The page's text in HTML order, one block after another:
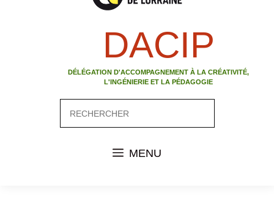
DACIP
DÉLÉGATION D'ACCOMPAGNEMENT À LA CRÉATIVITÉ,
L'INGÉNIERIE ET LA PÉDAGOGIE
MENU